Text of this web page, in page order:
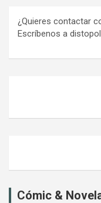
¿Quieres contactar
Escríbenos a
Cómic &